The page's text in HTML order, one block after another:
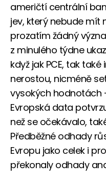
američtí centrální
jev, který nebude mít
prozatím žádný
z minulého týdne
když jak PCE, tak
nerostou, nicméně
vysokých hodnotách
Evropská data
než se očekávalo,
Předběžné odhady
Evropu jako celek i
překonaly odhady